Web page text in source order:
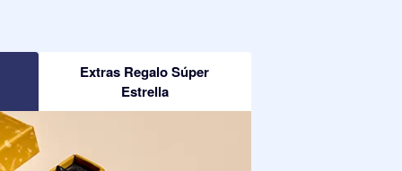
Extras Regalo Súper
Estrella